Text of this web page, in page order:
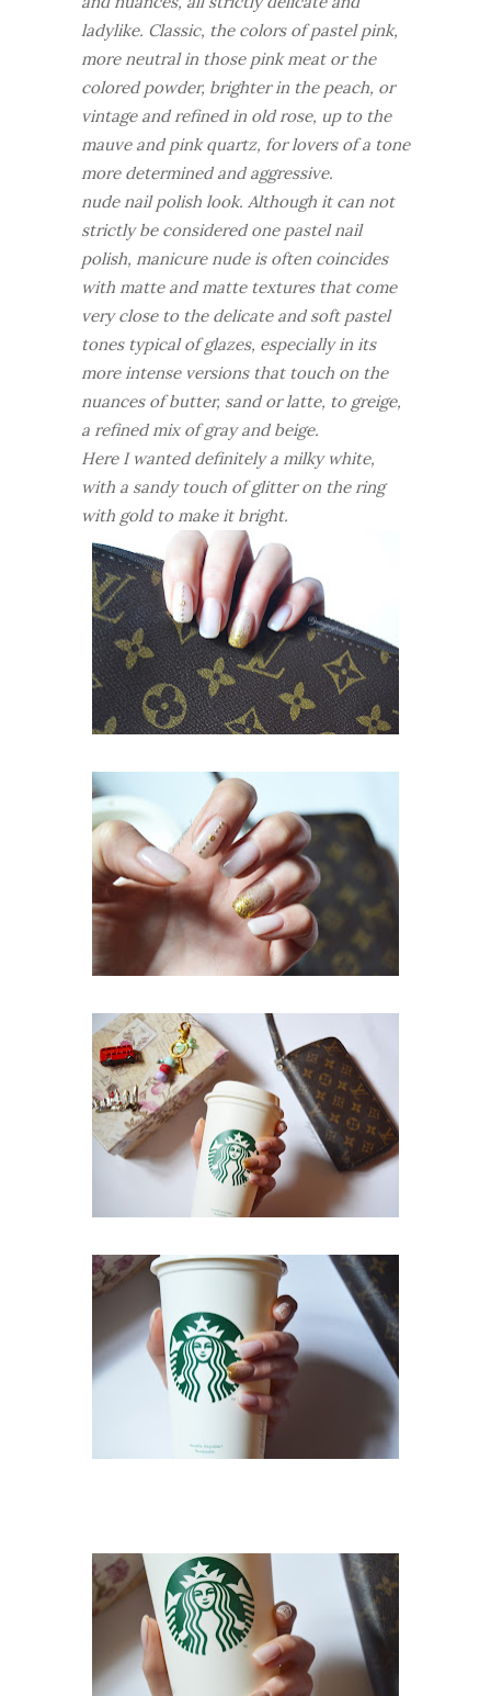
ladylike. Classic, the colors of pastel pink,
more neutral in those pink meat or the
colored powder, brighter in the peach, or
vintage and refined in old rose, up to the
mauve and pink quartz, for lovers of a tone
more determined and aggressive.
nude nail polish look. Although it can not
strictly be considered one pastel nail
polish, manicure nude is often coincides
with matte and matte textures that come
very close to the delicate and soft pastel
tones typical of glazes, especially in its
more intense versions that touch on the
nuances of butter, sand or latte, to greige,
a refined mix of gray and beige.
Here I wanted definitely a milky white,
with a sandy touch of glitter on the ring
with gold to make it bright.